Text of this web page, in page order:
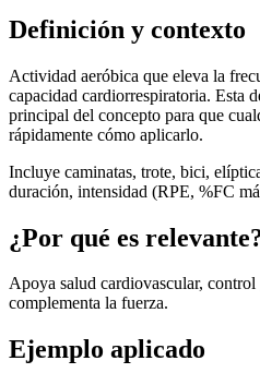
Definición y contexto
Actividad aeróbica que eleva la
capacidad cardiorrespiratoria. Esta
principal del concepto para que
rápidamente cómo aplicarlo.
Incluye caminatas, trote, bici,
duración, intensidad (RPE, %FC
¿Por qué es
Apoya salud cardiovascular,
complementa la fuerza.
Ejemplo aplicado